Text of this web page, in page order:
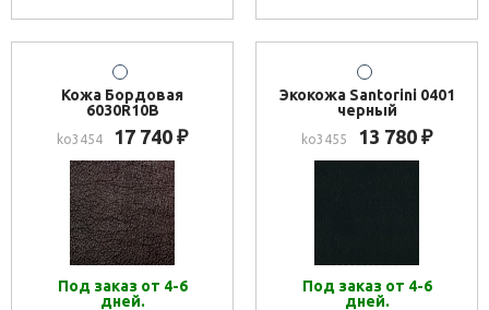
Кожа Бордовая
6030R10B
ko3454 17 740 ₽
Под заказ от 4-6
дней.
Экокожа Santorini 0401
черный
ko3455 13 780 ₽
Под заказ от 4-6
дней.